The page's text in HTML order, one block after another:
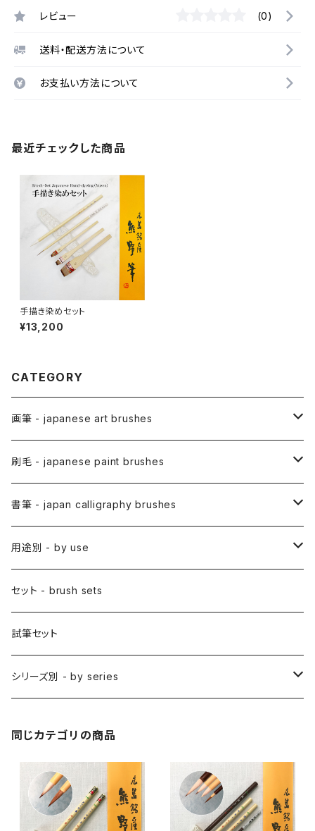
レビュー (0)
送料・配送方法について
お支払い方法について
最近チェックした商品
手描き染めセット
¥13,200
CATEGORY
画筆 - japanese art brushes
アニメ用筆 / ANIME(draw anime)
アニメ用線描筆
アニメ用平筆
絵手紙用筆 / ETEGAMI (pic letter)
彩色筆 / SAISHIKI (color)
面相筆 / MENSO (line,detail)
削用筆 / SAKUYO (all-purpose)
隈取筆 / KUMADORI (blur,color)
長流 / CHORYU (ink draw)
山馬筆 / SANBA (ink,rough line)
刷毛 - japanese paint brushes
絵刷毛 / EBAKE (paint brushs)
日本画用絵刷毛
アニメ用絵刷毛
スリ込刷毛 / SURIKOMIBAKE (stencil)
差指刷毛 / SASHIBAKE (silk dyeing)
梵字筆 / BONJI-FUDE (sanskrit)
料理用刷毛 / RYORIBAKE(kitchen)
竹刷毛 / TAKEBAKE
横刷毛
書筆 - japan calligraphy brushes
小筆
仮名用
禅シリーズ
用途別 - by use
日本画 - japanese-style painting
水墨画 - japanese ink paint/sumie
アニメ背景美術 - anime background art
アニメ水張り・ぼかし・グラデーション
絵手紙 - picture letter
カリグラフィー - calligraphy
セット - brush sets
試筆セット
シリーズ別 - by series
同じカテゴリの商品